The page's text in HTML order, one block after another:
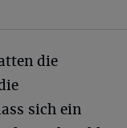
die
sich ein